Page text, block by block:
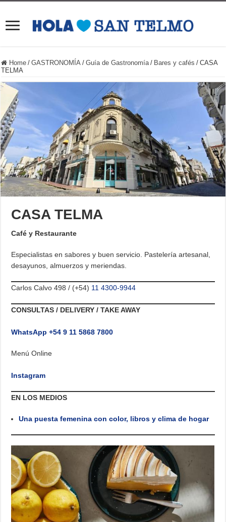
Home / GASTRONOMÍA / Guía de Gastronomía / Bares y cafés / CASA
TELMA
CASA TELMA
Café y Restaurante
Especialistas en sabores y buen servicio. Pastelería artesanal,
desayunos, almuerzos y meriendas.
Carlos Calvo 498 / (+54) 11 4300-9944
CONSULTAS / DELIVERY / TAKE AWAY
WhatsApp +54 9 11 5868 7800
Menú Online
Instagram
EN LOS MEDIOS
Una puesta femenina con color, libros y clima de hogar